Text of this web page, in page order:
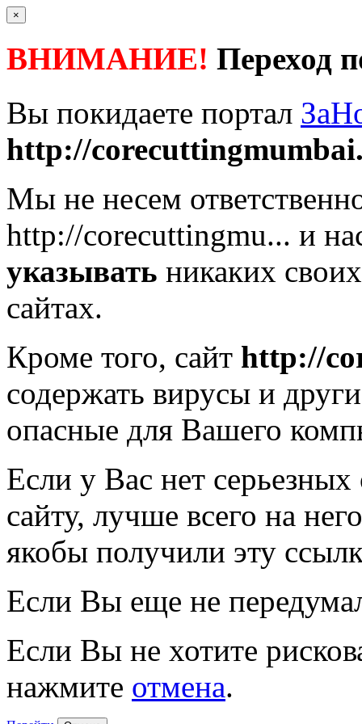
×
ВНИМАНИЕ! Переход
Вы покидаете портал
http://
Мы не несем
http://corecuttingmu... и
указывать никаких
сайтах.
Кроме того, сайт http://
содержать вирусы и
опасные для Вашего
Если у Вас нет
сайту, лучше всего на
якобы получили эту
Если Вы еще не
Если Вы не хотите
нажмите отмена.